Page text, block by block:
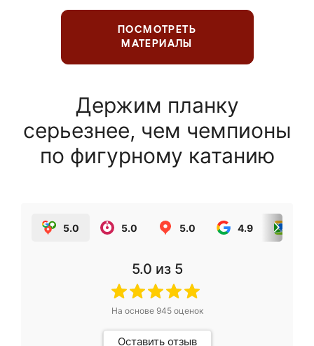
ПОСМОТРЕТЬ
МАТЕРИАЛЫ
Держим планку
серьезнее, чем чемпионы
по фигурному катанию
5.0 5.0 5.0 4.9
5.0 из 5
На основе 945оценок
Оставить отзыв